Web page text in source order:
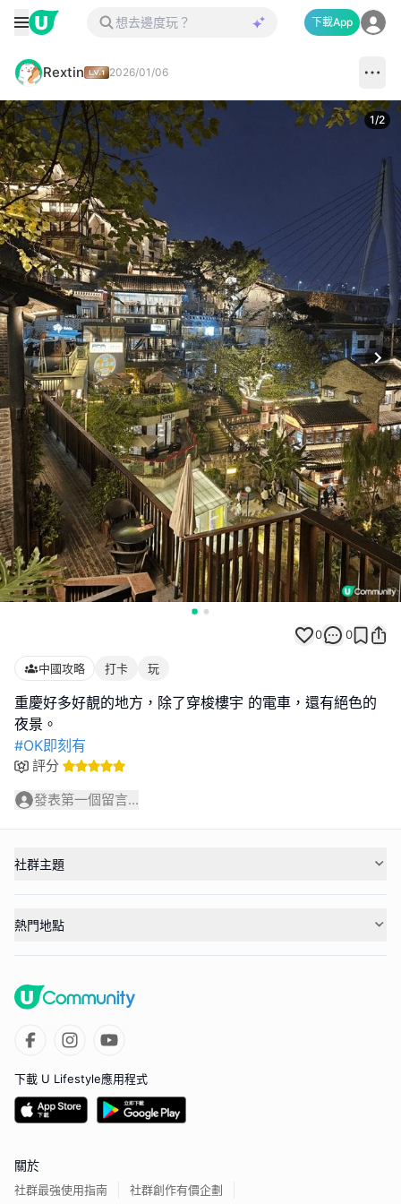
下載App
Rextin 2026/01/06
1/2
0 0
中國攻略 打卡 玩
重慶好多好靚的地方，除了穿梭樓宇 的電車，還有絕色的
#OK即刻有
評分
發表第一個留言...
社群主題
熱門地點
下載 U Lifestyle應用程式
關於
社群最強使用指南 社群創作有價企劃